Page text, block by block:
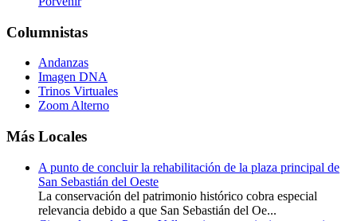
Columnistas
Andanzas
Imagen DNA
Trinos Virtuales
Zoom Alterno
Más Locales
A punto de concluir la rehabilitación de la plaza principal de
San Sebastián del Oeste
La conservación del patrimonio histórico cobra especial
relevancia debido a que San Sebastián del Oe...